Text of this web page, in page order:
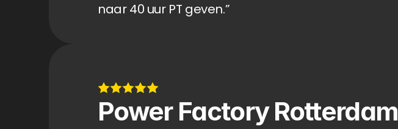
naar 40 uur PT geven.”
Power Factory Rotterdam